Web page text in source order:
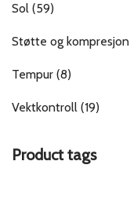
Sol (59)
Støtte og kompresjon
Tempur (8)
Vektkontroll (19)
Product tags